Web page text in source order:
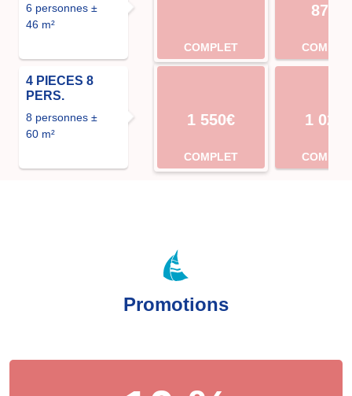
6 personnes ±
46 m²
4 PIECES 8
PERS.
8 personnes ±
60 m²
COMPLET
1 550€
COMPLET
874€
1 022€
Promotions